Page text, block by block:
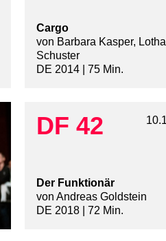
Cargo
von Barbara Kasper,
Schuster
DE 2014 | 75 Min.
DF 42
Der Funktionär
von Andreas Goldstein
DE 2018 | 72 Min.